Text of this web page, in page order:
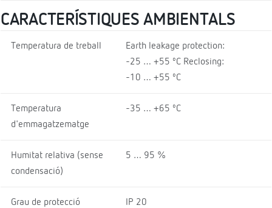
CARACTERÍSTIQUES AMBIENTALS
Temperatura de treball
Earth leakage protection:
-25 … +55 ºC Reclosing:
-10 … +55 ºC
Temperatura
d'emmagatzematge
-35 … +65 ºC
Humitat relativa (sense
condensació)
5 … 95 %
Grau de protecció IP 20